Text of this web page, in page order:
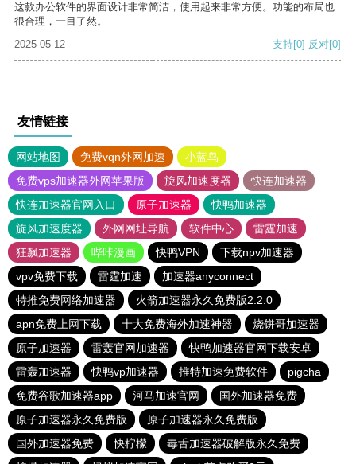
这款办公软件的界面设计非常简洁，使用起来非常方便。功能的布局也
很合理，一目了然。
2025-05-12
支持[0] 反对[0]
友情链接
网站地图 免费vqn外网加速
小蓝鸟
免费vps加速器外网苹果版
旋风加速度器
快连加速器
快连加速器官网入口
原子加速器
快鸭加速器
旋风加速度器
外网网址导航 软件中心
雷霆加速
狂飙加速器
哔咔漫画 快鸭VPN
下载npv加速器
vpv免费下载
雷霆加速
加速器anyconnect
特推免费网络加速器
火箭加速器永久免费版2.2.0
apn免费上网下载
十大免费海外加速神器
烧饼哥加速器
原子加速器
雷轰官网加速器
快鸭加速器官网下载安卓
雷轰加速器
快鸭vp加速器 推特加速免费软件
pigcha
免费谷歌加速器app
河马加速官网
国外加速器免费
原子加速器永久免费版
原子加速器永久免费版
国外加速器免费
快柠檬
毒舌加速器破解版永久免费